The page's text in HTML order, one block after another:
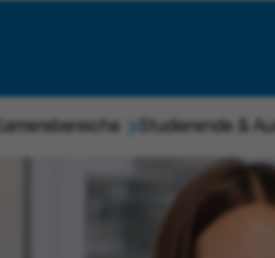
Studierende &